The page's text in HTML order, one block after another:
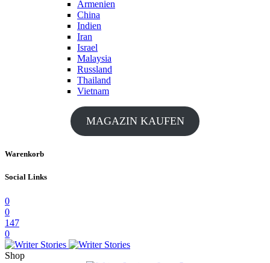
Armenien
China
Indien
Iran
Israel
Malaysia
Russland
Thailand
Vietnam
MAGAZIN KAUFEN
Warenkorb
Social Links
0
0
147
0
Shop